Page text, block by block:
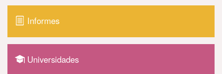
Informes
Universidades